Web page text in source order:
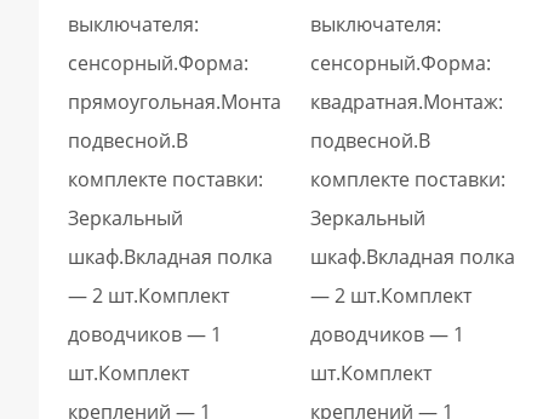
выключателя:
сенсорный.Форма:
прямоугольная.Монтаж:
подвесной.В
комплекте поставки:
Зеркальный
шкаф.Вкладная полка
— 2 шт.Комплект
доводчиков — 1
шт.Комплект
креплений — 1
выключателя:
сенсорный.Форма:
квадратная.Монтаж:
подвесной.В
комплекте поставки:
Зеркальный
шкаф.Вкладная полка
— 2 шт.Комплект
доводчиков — 1
шт.Комплект
креплений — 1